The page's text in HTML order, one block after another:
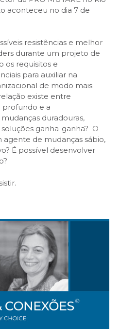
aconteceu no dia 7 de
resistências e melhor
durante um projeto de
os requisitos e
para auxiliar na
de modo mais
existe entre
e a
duradouras,
ganha-ganha? O
agente de mudanças sábio,
É possível desenvolver